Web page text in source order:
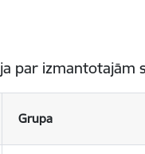
par izmantotajām
Grupa